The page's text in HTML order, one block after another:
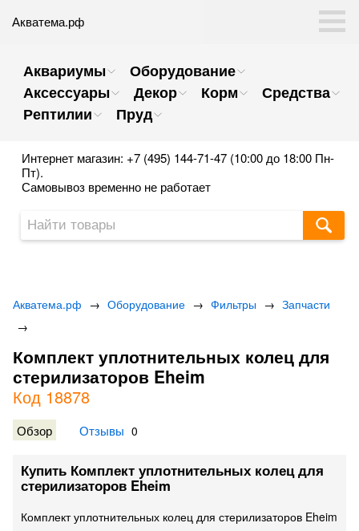
Акватема.рф
Аквариумы
Оборудование
Аксессуары
Декор Корм
Средства
Рептилии
Пруд
Интернет магазин: +7 (495) 144-71-47 (10:00 до 18:00 Пн-
Пт).
Самовывоз временно не работает
Акватема.рф → Оборудование → Фильтры → Запчасти
→
Комплект уплотнительных колец для
стерилизаторов Eheim
Код 18878
Обзор Отзывы 0
Купить Комплект уплотнительных колец для
стерилизаторов Eheim
Комплект уплотнительных колец для стерилизаторов Eheim